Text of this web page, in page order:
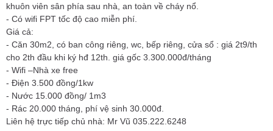
khuôn viên sân phía sau nhà, an toàn về cháy nổ.
- Có wifi FPT tốc độ cao miễn phí.
Giá cả:
- Căn 30m2, có ban công riêng, wc, bếp riêng, cửa sổ : giá 2t9/th
cho 2th đầu khi ký hđ 12th. giá gốc 3.300.000đ/tháng
- Wifi –Nhà xe free
- Điện 3.500 đồng/1kw
- Nước 15.000 đồng/ 1m3
- Rác 20.000 tháng, phí vệ sinh 30.000đ.
Liên hệ trực tiếp chủ nhà: Mr Vũ 035.222.6248